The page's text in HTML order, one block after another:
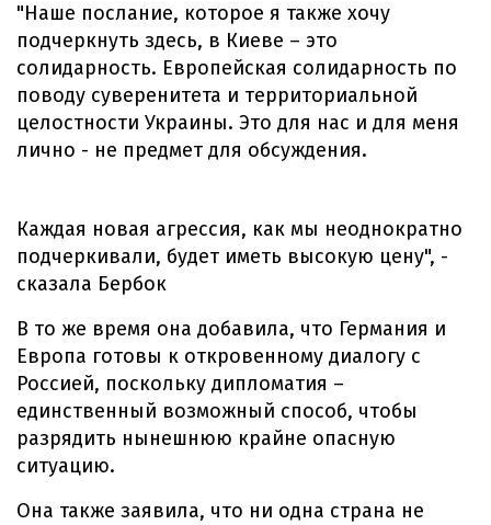
"Наше послание, которое я также хочу
подчеркнуть здесь, в Киеве – это
солидарность. Европейская солидарность по
поводу суверенитета и территориальной
целостности Украины. Это для нас и для меня
лично - не предмет для обсуждения.
Каждая новая агрессия, как мы неоднократно
подчеркивали, будет иметь высокую цену", -
сказала Бербок
В то же время она добавила, что Германия и
Европа готовы к откровенному диалогу с
Россией, поскольку дипломатия –
единственный возможный способ, чтобы
разрядить нынешнюю крайне опасную
ситуацию.
Она также заявила, что ни одна страна не